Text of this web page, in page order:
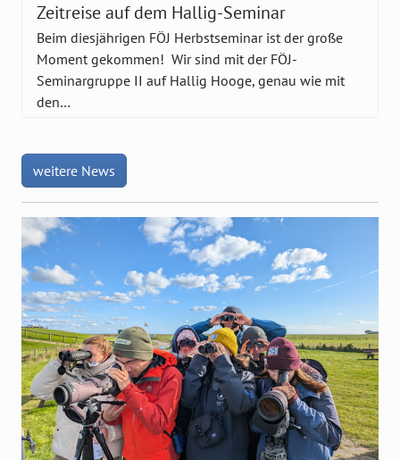
Zeitreise auf dem Hallig-Seminar
Beim diesjährigen FÖJ Herbstseminar ist der große
Moment gekommen! Wir sind mit der FÖJ-
Seminargruppe II auf Hallig Hooge, genau wie mit
den…
weitere News